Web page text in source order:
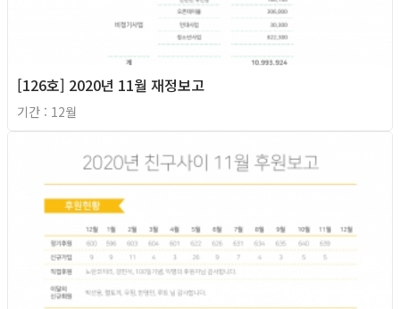
[126호] 2020년 11월 재정보고
기간 : 12월